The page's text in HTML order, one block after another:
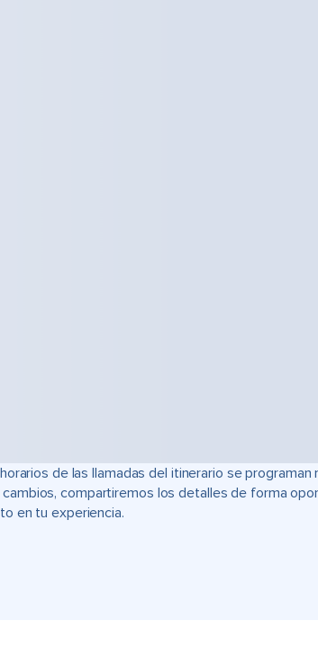
de las llamadas del itinerario se
compartiremos los detalles de forma
en tu experiencia.